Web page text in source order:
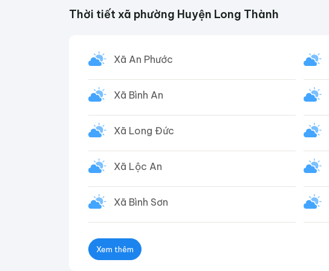
Thời tiết xã phường Huyện Long Thành
Xã An Phước
Xã Bình An
Xã Long Đức
Xã Lộc An
Xã Bình Sơn
Xem thêm